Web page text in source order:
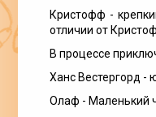
Кристофф -
отличии от
В процессе
Ханс Вестергорд -
Олаф - Маленький